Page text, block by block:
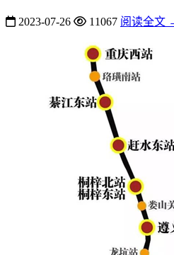
2023-07-26 11067 阅读全文